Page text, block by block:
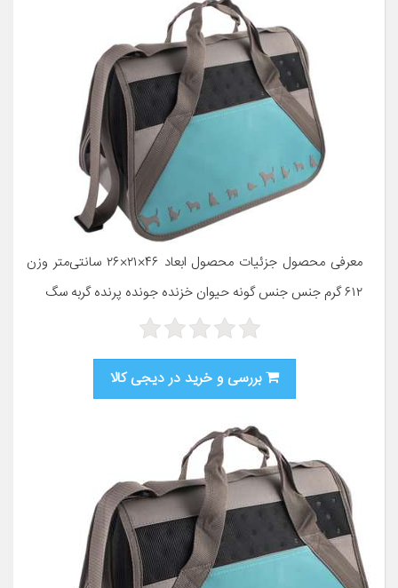
معرفی محصول جزئیات محصول ابعاد ۴۶×۲۱×۲۶ سانتی‌متر وزن
۶۱۲ گرم جنس جنس گونه حیوان خزنده جونده پرنده گربه سگ
بررسی و خرید در دیجی کالا